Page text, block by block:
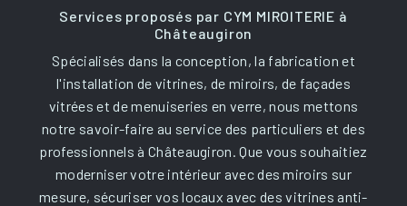
Services proposés par CYM MIROITERIE à
Châteaugiron
Spécialisés dans la conception, la fabrication et
l'installation de vitrines, de miroirs, de façades
vitrées et de menuiseries en verre, nous mettons
notre savoir-faire au service des particuliers et des
professionnels à Châteaugiron. Que vous souhaitiez
moderniser votre intérieur avec des miroirs sur
mesure, sécuriser vos locaux avec des vitrines anti-